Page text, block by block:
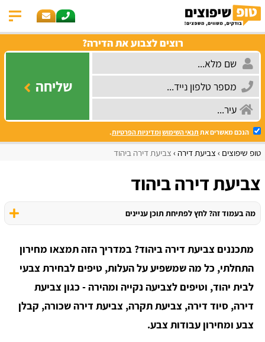
רוצים לצבוע את הדירה?
שליחה
הנכם מאשרים את תנאי השימושומדיניות הפרטיות.
טופ שיפוצים צביעת דירה צביעת דירה ביהוד
צביעת דירה ביהוד
מה בעמוד זה? לחץ לפתיחת תוכן עניינים
מתכננים צביעת דירה ביהוד? במדריך הזה תמצאו מחירון
התחלתי, כל מה שמשפיע על העלות, טיפים לבחירת צבעי
לבית יהוד, וטיפים לצביעה נקייה ומהירה - כגון צביעת
דירה, סיוד דירה, צביעת תקרה, צביעת דירה שכורה, קבלן
צבע ומחירון עבודות צבע.